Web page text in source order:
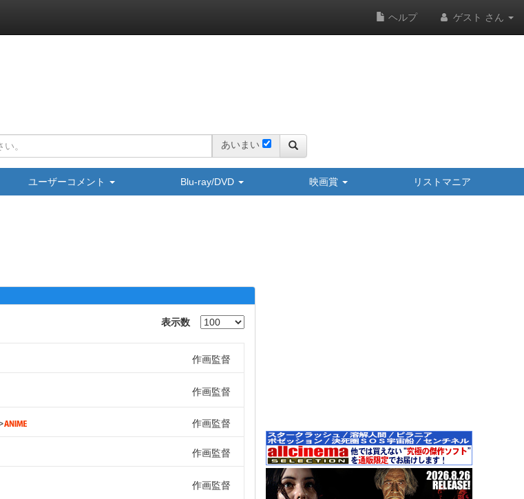
ヘルプ ゲスト さん
あいまい
ユーザーコメント Blu-ray/DVD 映画賞 リストマニア
表示数
作画監督
作画監督
作画監督
作画監督
作画監督